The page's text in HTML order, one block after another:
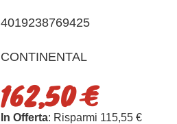
4019238769425
CONTINENTAL
162,50 €
In Offerta: Risparmi 115,55 €